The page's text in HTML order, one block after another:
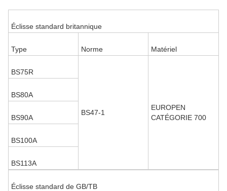
Éclisse standard britannique
Type Norme Matériel
BS75R
BS47-1
EUROPEN
CATÉGORIE 700
BS80A
BS90A
BS100A
BS113A
Éclisse standard de GB/TB